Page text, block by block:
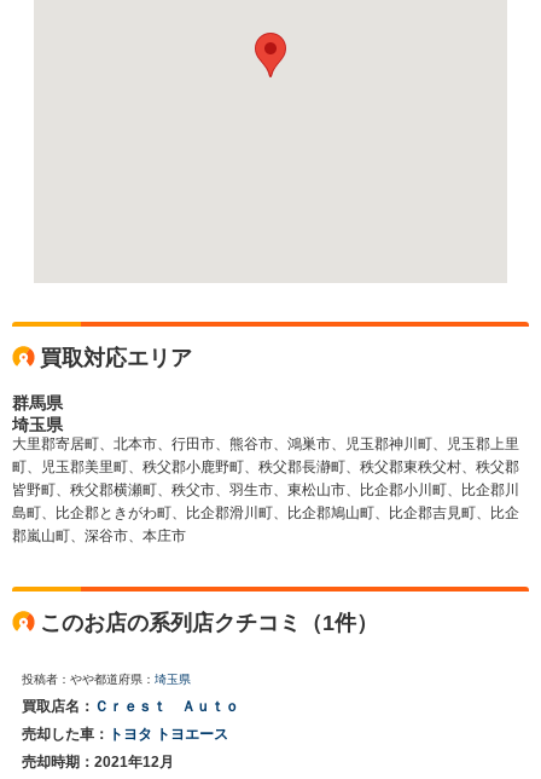
買取対応エリア
群馬県
埼玉県
大里郡寄居町、北本市、行田市、熊谷市、鴻巣市、児玉郡神川町、児玉郡上里
町、児玉郡美里町、秩父郡小鹿野町、秩父郡長瀞町、秩父郡東秩父村、秩父郡
皆野町、秩父郡横瀬町、秩父市、羽生市、東松山市、比企郡小川町、比企郡川
島町、比企郡ときがわ町、比企郡滑川町、比企郡鳩山町、比企郡吉見町、比企
郡嵐山町、深谷市、本庄市
このお店の系列店クチコミ（1件）
投稿者：やや都道府県： 埼玉県
買取店名： Ｃｒｅｓｔ Ａｕｔｏ
売却した車：
トヨタ トヨエース
売却時期：2021年12月